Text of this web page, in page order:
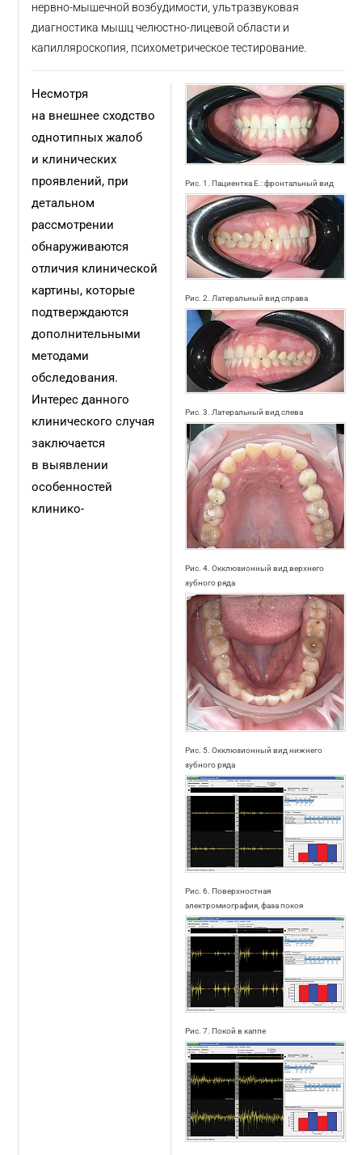
нервно-мышечной возбудимости, ультразвуковая
диагностика мышц челюстно-лицевой области и
капилляроскопия, психометрическое тестирование.
Рис. 1. Пациентка Е.: фронтальный вид
Рис. 2. Латеральный вид справа
Рис. 3. Латеральный вид слева
Рис. 4. Окклюзионный вид верхнего
зубного ряда
Рис. 5. Окклюзионный вид нижнего
зубного ряда
Рис. 6. Поверхностная
электромиография, фаза покоя
Рис. 7. Покой в каппе
Несмотря
на внешнее сходство
однотипных жалоб
и клинических
проявлений, при
детальном
рассмотрении
обнаруживаются
отличия клинической
картины, которые
подтверждаются
дополнительными
методами
обследования.
Интерес данного
клинического случая
заключается
в выявлении
особенностей
клинико-